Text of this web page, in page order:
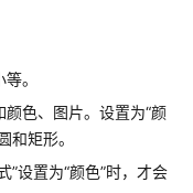
。
色、图片。设置为“颜
和矩形。
”设置为“颜色”时，才会